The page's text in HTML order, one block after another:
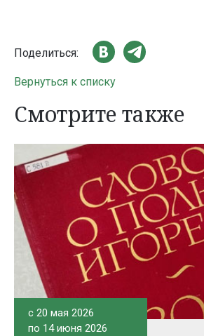
Поделиться:
Вернуться к списку
Смотрите также
c 20 мая 2026
по 14 июня 2026